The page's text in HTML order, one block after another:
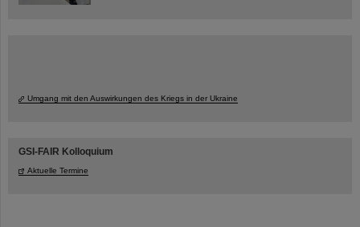
Umgang mit den Auswirkungen des Kriegs in der Ukraine
GSI-FAIR Kolloquium
Aktuelle Termine